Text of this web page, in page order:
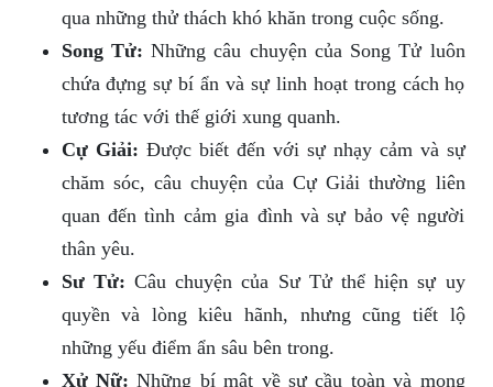
qua những thử thách khó khăn trong cuộc sống.
Song Tử: Những câu chuyện của Song Tử luôn
chứa đựng sự bí ẩn và sự linh hoạt trong cách họ
tương tác với thế giới xung quanh.
Cự Giải: Được biết đến với sự nhạy cảm và sự
chăm sóc, câu chuyện của Cự Giải thường liên
quan đến tình cảm gia đình và sự bảo vệ người
thân yêu.
Sư Tử: Câu chuyện của Sư Tử thể hiện sự uy
quyền và lòng kiêu hãnh, nhưng cũng tiết lộ
những yếu điểm ẩn sâu bên trong.
Xử Nữ: Những bí mật về sự cầu toàn và mong